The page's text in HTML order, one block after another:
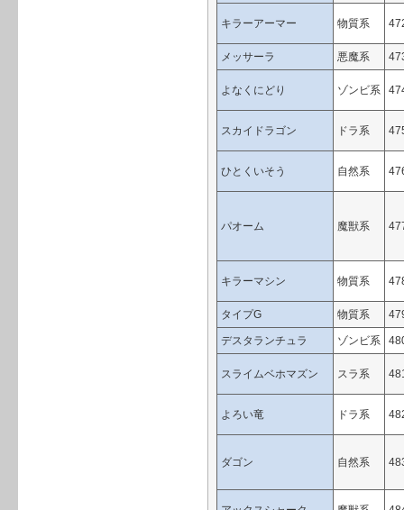
キラーアーマー 物質系
メッサーラ 悪魔系
よなくにどり ゾンビ系
スカイドラゴン ドラ系
ひとくいそう 自然系
パオーム 魔獣系
キラーマシン 物質系
タイプG 物質系
デスタランチュラ ゾンビ系
スライムベホマズン スラ系
よろい竜 ドラ系
ダゴン 自然系